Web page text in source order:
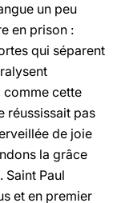
un peu
en prison :
qui séparent
comme cette
réussissait pas
de joie
la grâce
Saint Paul
et en premier